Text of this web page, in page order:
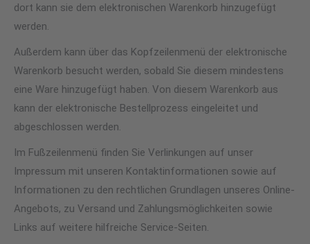
dort kann sie dem elektronischen Warenkorb hinzugefügt
werden.
Außerdem kann über das Kopfzeilenmenü der elektronische
Warenkorb besucht werden, sobald Sie diesem mindestens
eine Ware hinzugefügt haben. Von diesem Warenkorb aus
kann der elektronische Bestellprozess eingeleitet und
abgeschlossen werden.
Im Fußzeilenmenü finden Sie Verlinkungen auf unser
Impressum mit unseren Kontaktinformationen sowie auf
Informationen zu den rechtlichen Grundlagen unseres Online-
Angebots, zu Versand und Zahlungsmöglichkeiten sowie
Links auf weitere hilfreiche Service-Seiten.